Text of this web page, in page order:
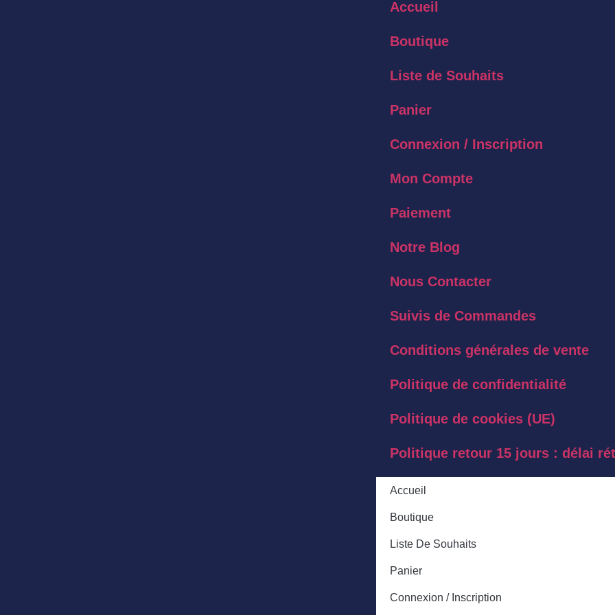
Accueil
Boutique
Liste de Souhaits
Panier
Connexion / Inscription
Mon Compte
Paiement
Notre Blog
Nous Contacter
Suivis de Commandes
Conditions générales de vente
Politique de confidentialité
Politique de cookies (UE)
Politique retour 15 jours : délai
Accueil
Boutique
Liste De Souhaits
Panier
Connexion / Inscription